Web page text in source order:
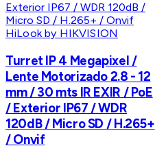
HiLook by HIKVISION
Turret IP 4 Megapixel /
Lente Motorizado 2.8 - 12
mm / 30 mts IR EXIR / PoE
/ Exterior IP67 / WDR
120dB / Micro SD / H.265+
/ Onvif